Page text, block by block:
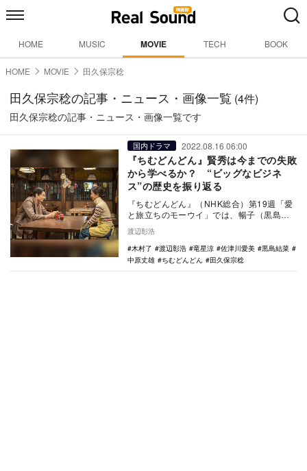
HOME MUSIC MOVIE TECH BOOK
HOME MOVIE 田久保宗稔
田久保宗稔の記事・ニュース・画像一覧 (4件)
田久保宗稔の記事・ニュース・画像一覧です
国内ドラマ 2022.08.16 06:00
『ちむどんどん』賢秀は今までの失敗
から学べるか？ “ビッグなビジネ
ス”の歴史を振り返る
『ちむどんどん』（NHK総合）第19週「愛
と旅立ちのモーウイ」では、暢子（黒島結
菜）と和彦（宮沢氷魚）の新婚生活が始ま
る裏で、賢…
渡辺彰浩
木村了
渡辺彰浩 竜星涼 佐津川愛美
黒島結菜
中原丈雄
ちむどんどん 田久保宗稔